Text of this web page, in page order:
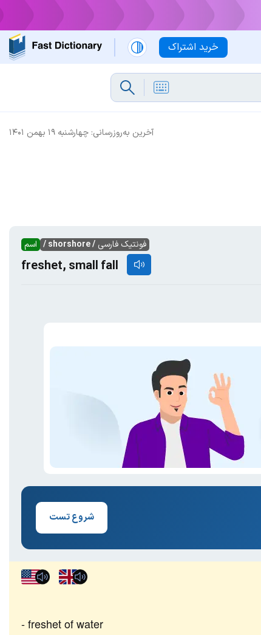
خرید اشتراک
آخرین به‌روزرسانی: چهارشنبه ۱۹ بهمن ۱۴۰۱
اسم فونتیک فارسی / shorshore /
freshet, small fall
شروع تست
freshet of water